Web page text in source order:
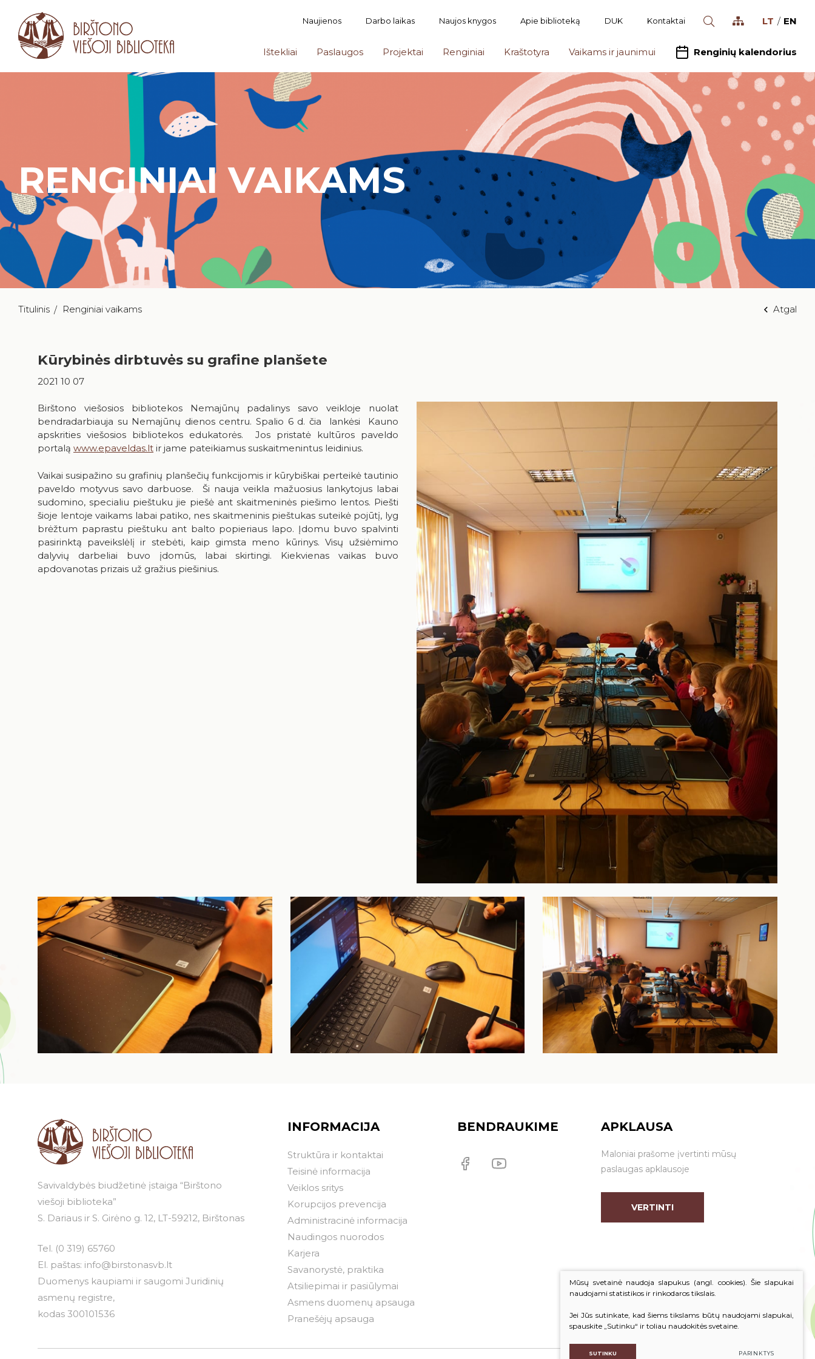
Naujienos Darbo laikas Naujos knygos Apie biblioteką DUK Kontaktai LT EN
Ištekliai Paslaugos Projektai Renginiai Kraštotyra Vaikams ir jaunimui Renginių kalendorius
RENGINIAI VAIKAMS
Titulinis Renginiai vaikams Atgal
Kūrybinės dirbtuvės su grafine planšete
2021 10 07
Birštono viešosios bibliotekos Nemajūnų padalinys savo veikloje nuolat
bendradarbiauja su Nemajūnų dienos centru. Spalio 6 d. čia lankėsi Kauno
apskrities viešosios bibliotekos edukatorės. Jos pristatė kultūros paveldo
portalą www.epaveldas.lt ir jame pateikiamus suskaitmenintus leidinius.
Vaikai susipažino su grafinių planšečių funkcijomis ir kūrybiškai perteikė tautinio
paveldo motyvus savo darbuose. Ši nauja veikla mažuosius lankytojus labai
sudomino, specialiu pieštuku jie piešė ant skaitmeninės piešimo lentos. Piešti
šioje lentoje vaikams labai patiko, nes skaitmeninis pieštukas suteikė pojūtį, lyg
brėžtum paprastu pieštuku ant balto popieriaus lapo. Įdomu buvo spalvinti
pasirinktą paveikslėlį ir stebėti, kaip gimsta meno kūrinys. Visų užsiėmimo
dalyvių darbeliai buvo įdomūs, labai skirtingi. Kiekvienas vaikas buvo
apdovanotas prizais už gražius piešinius.
Savivaldybės biudžetinė įstaiga “Birštono
viešoji biblioteka”
S. Dariaus ir S. Girėno g. 12, LT-59212, Birštonas
Tel. (0 319) 65760
El. paštas: info@birstonasvb.lt
Duomenys kaupiami ir saugomi Juridinių
asmenų registre,
kodas 300101536
INFORMACIJA
Struktūra ir kontaktai
Teisinė informacija
Veiklos sritys
Korupcijos prevencija
Administracinė informacija
Naudingos nuorodos
Karjera
Savanorystė, praktika
Atsiliepimai ir pasiūlymai
Asmens duomenų apsauga
Pranešėjų apsauga
BENDRAUKIME APKLAUSA
Maloniai prašome įvertinti mūsų
paslaugas apklausoje
VERTINTI
Mūsų svetainė naudoja slapukus (angl. cookies). Šie slapukai
naudojami statistikos ir rinkodaros tikslais.
Jei Jūs sutinkate, kad šiems tikslams būtų naudojami slapukai,
spauskite „Sutinku“ ir toliau naudokitės svetaine.
SUTINKU PARINKTYS